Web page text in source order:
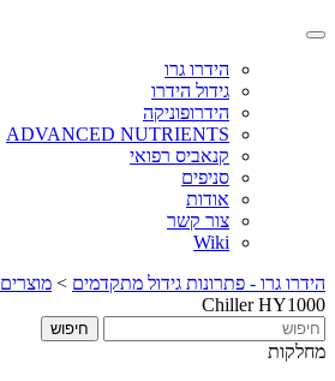
Toggle
הידרו גרו
גידול הידרו
הידרופוניקה
ADVANCED NUTRIENTS
קנאביס רפואי
סניפים
אודות
צור קשר
Wiki
הידרו גרו - פתרונות גידול מתקדמים > מוצרים
Chiller HY1000
מחלקות